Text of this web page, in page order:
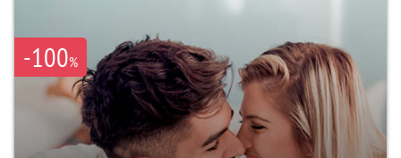
-100%